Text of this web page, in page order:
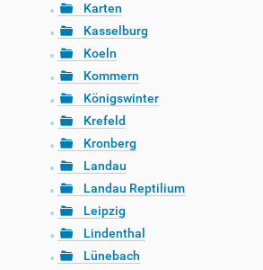
Karten
Kasselburg
Koeln
Kommern
Königswinter
Krefeld
Kronberg
Landau
Landau Reptilium
Leipzig
Lindenthal
Lünebach